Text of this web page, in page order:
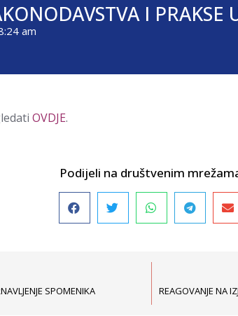
I PRAKSE
am
OVDJE.
Podijeli na društvenim
SPOMENIKA